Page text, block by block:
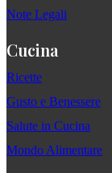
Note Legali
Cucina
Ricette
Gusto e Benessere
Salute in Cucina
Mondo Alimentare